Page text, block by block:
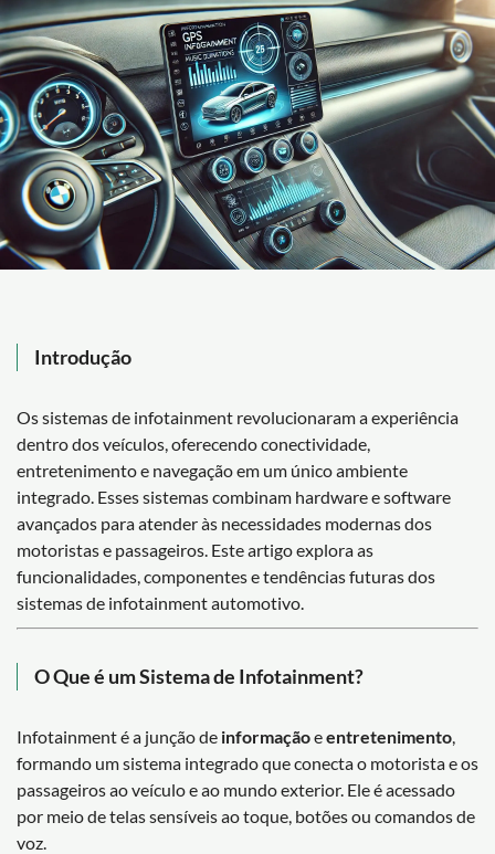
Introdução
Os sistemas de infotainment revolucionaram a experiência
dentro dos veículos, oferecendo conectividade,
entretenimento e navegação em um único ambiente
integrado. Esses sistemas combinam hardware e software
avançados para atender às necessidades modernas dos
motoristas e passageiros. Este artigo explora as
funcionalidades, componentes e tendências futuras dos
sistemas de infotainment automotivo.
O Que é um Sistema de Infotainment?
Infotainment é a junção de informaçãoeentretenimento
formando um sistema integrado que conecta o motorista e os
passageiros ao veículo e ao mundo exterior. Ele é acessado
por meio de telas sensíveis ao toque, botões ou comandos de
voz.